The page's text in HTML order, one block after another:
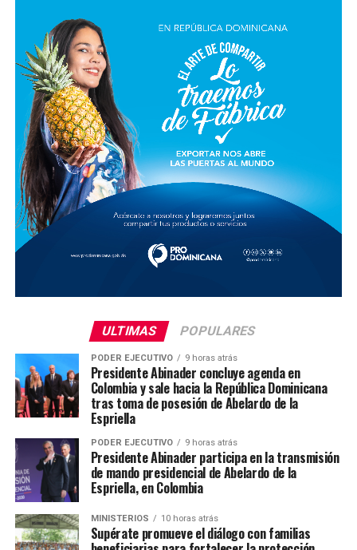
ULTIMAS POPULARES
PODER EJECUTIVO 9 horas atrás
Presidente Abinader concluye agenda en
Colombia y sale hacia la República Dominicana
tras toma de posesión de Abelardo de la
Espriella
PODER EJECUTIVO 9 horas atrás
Presidente Abinader participa en la transmisión
de mando presidencial de Abelardo de la
Espriella, en Colombia
MINISTERIOS 10 horas atrás
Supérate promueve el diálogo con familias